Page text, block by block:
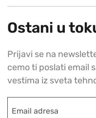
Ostani u
Prijavi se na
cemo ti poslati email
vestima iz sveta